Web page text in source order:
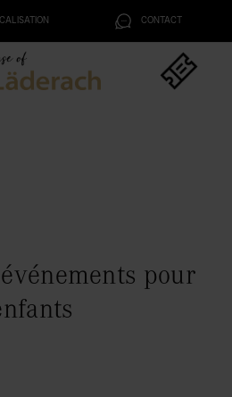
CONTACT
pour